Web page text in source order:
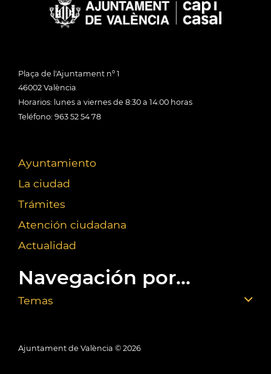
Plaça de l'Ajuntament nº 1
46002 València
Horarios: lunes a viernes de 8:30 a 14:00 horas
Teléfono: 963 52 54 78
Ayuntamiento
La ciudad
Trámites
Atención ciudadana
Actualidad
Navegación por...
Temas
Ajuntament de València © 2026